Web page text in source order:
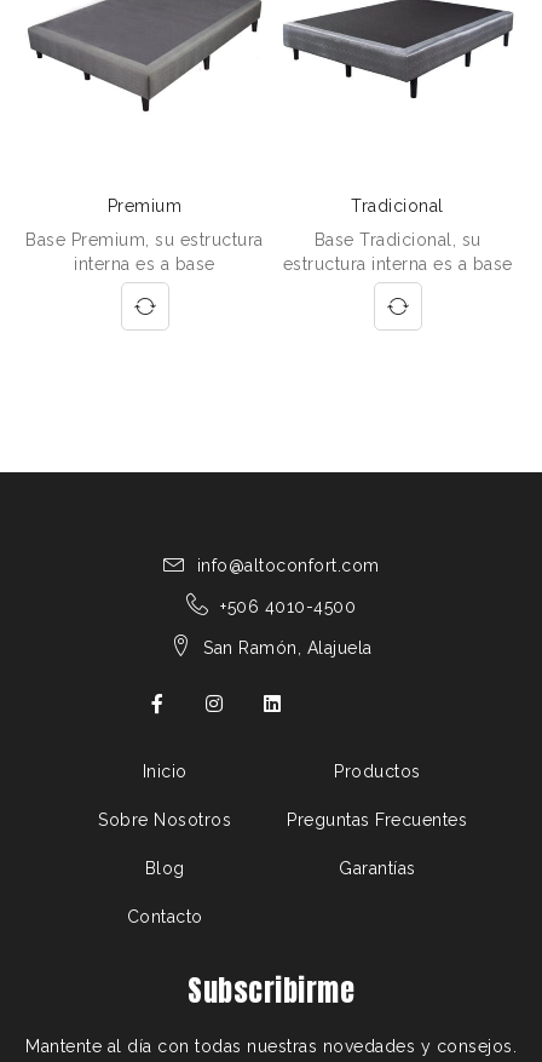
Premium
Base Premium, su estructura
interna es a base
Tradicional
Base Tradicional, su
estructura interna es a base
info@altoconfort.com
+506 4010-4500
San Ramón, Alajuela
Inicio Productos
Sobre Nosotros Preguntas Frecuentes
Blog Garantías
Contacto
Subscribirme
Mantente al día con todas nuestras novedades y consejos.